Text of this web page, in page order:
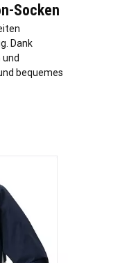
Socken
Dank
bequemes